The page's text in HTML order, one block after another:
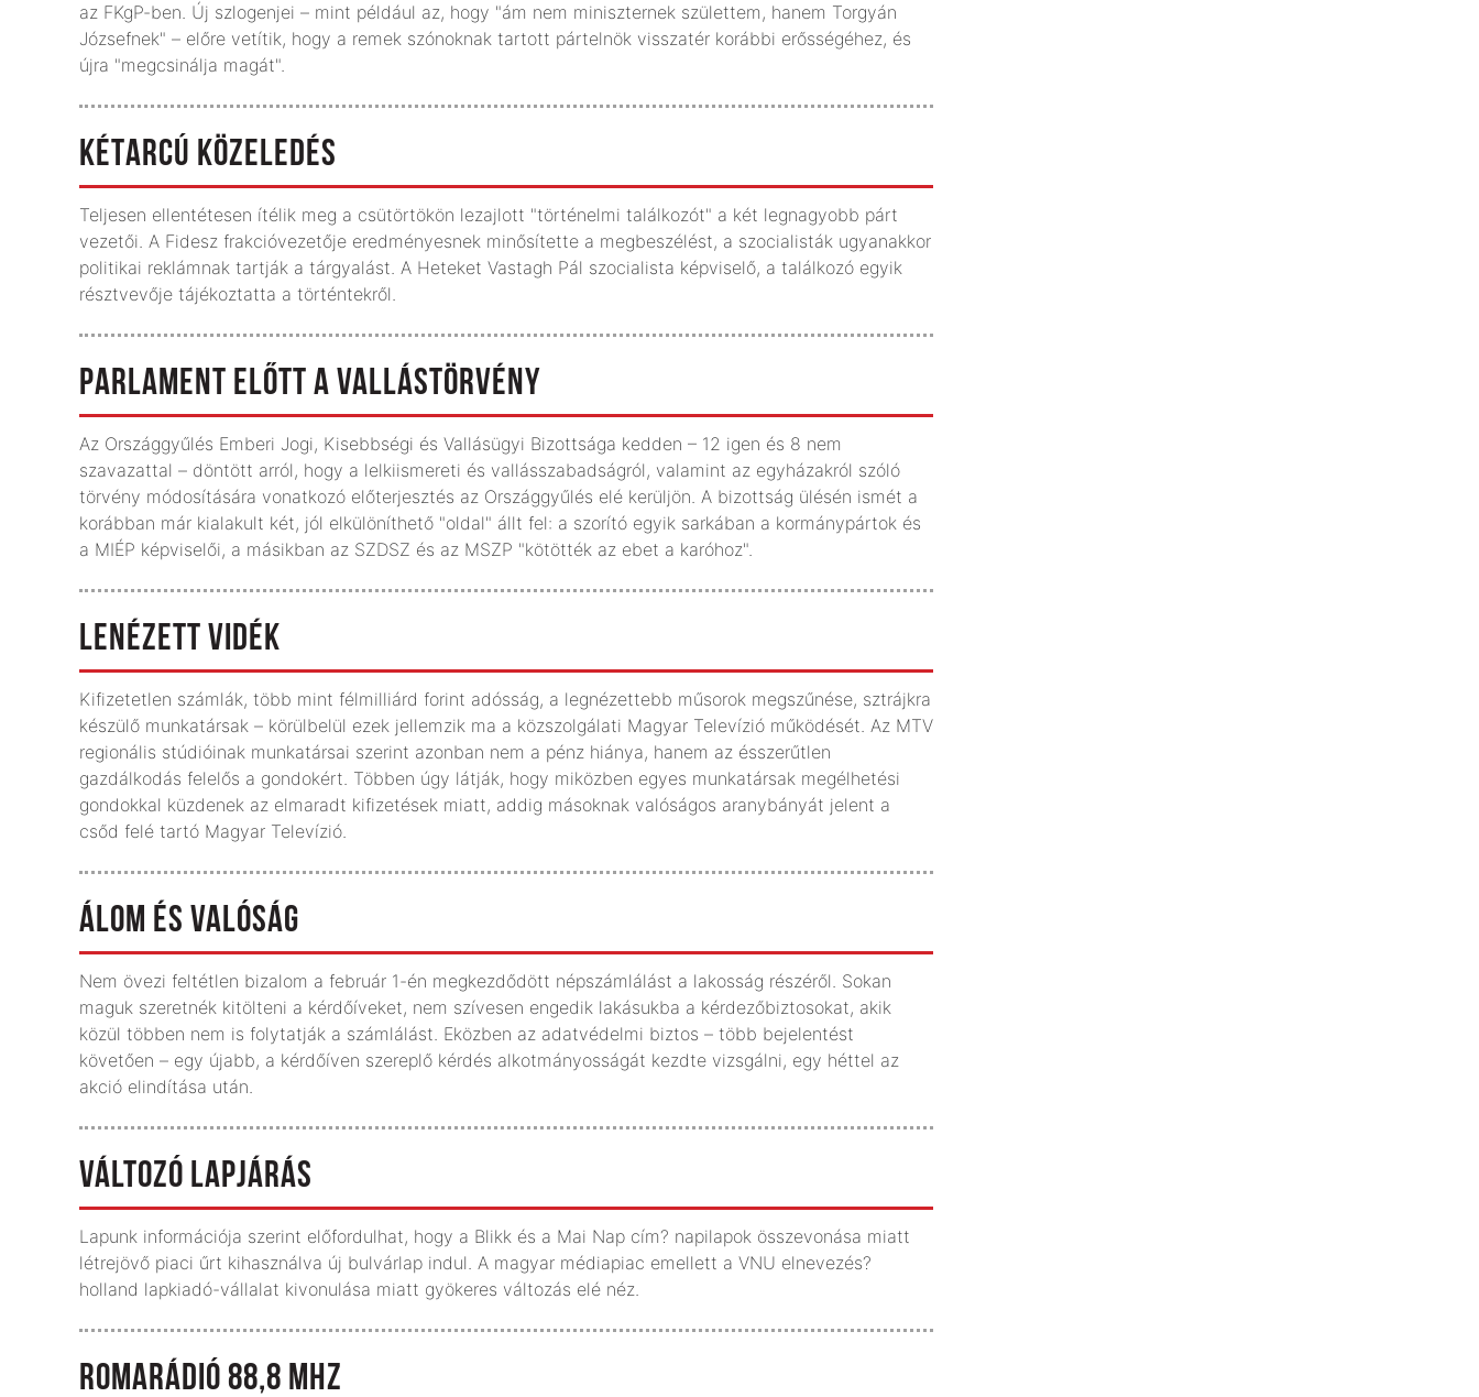
az FKgP-ben. Új szlogenjei – mint például az, hogy "ám nem miniszternek születtem, hanem Torgyán
Józsefnek" – előre vetítik, hogy a remek szónoknak tartott pártelnök visszatér korábbi erősségéhez, és
újra "megcsinálja magát".
KÉTARCÚ KÖZELEDÉS
Teljesen ellentétesen ítélik meg a csütörtökön lezajlott "történelmi találkozót" a két legnagyobb párt
vezetői. A Fidesz frakcióvezetője eredményesnek minősítette a megbeszélést, a szocialisták ugyanakkor
politikai reklámnak tartják a tárgyalást. A Heteket Vastagh Pál szocialista képviselő, a találkozó egyik
résztvevője tájékoztatta a történtekről.
PARLAMENT ELŐTT A VALLÁSTÖRVÉNY
Az Országgyűlés Emberi Jogi, Kisebbségi és Vallásügyi Bizottsága kedden – 12 igen és 8 nem
szavazattal – döntött arról, hogy a lelkiismereti és vallásszabadságról, valamint az egyházakról szóló
törvény módosítására vonatkozó előterjesztés az Országgyűlés elé kerüljön. A bizottság ülésén ismét a
korábban már kialakult két, jól elkülöníthető "oldal" állt fel: a szorító egyik sarkában a kormánypártok és
a MIÉP képviselői, a másikban az SZDSZ és az MSZP "kötötték az ebet a karóhoz".
LENÉZETT VIDÉK
Kifizetetlen számlák, több mint félmilliárd forint adósság, a legnézettebb műsorok megszűnése, sztrájkra
készülő munkatársak – körülbelül ezek jellemzik ma a közszolgálati Magyar Televízió működését. Az MTV
regionális stúdióinak munkatársai szerint azonban nem a pénz hiánya, hanem az ésszerűtlen
gazdálkodás felelős a gondokért. Többen úgy látják, hogy miközben egyes munkatársak megélhetési
gondokkal küzdenek az elmaradt kifizetések miatt, addig másoknak valóságos aranybányát jelent a
csőd felé tartó Magyar Televízió.
ÁLOM ÉS VALÓSÁG
Nem övezi feltétlen bizalom a február 1-én megkezdődött népszámlálást a lakosság részéről. Sokan
maguk szeretnék kitölteni a kérdőíveket, nem szívesen engedik lakásukba a kérdezőbiztosokat, akik
közül többen nem is folytatják a számlálást. Eközben az adatvédelmi biztos – több bejelentést
követően – egy újabb, a kérdőíven szereplő kérdés alkotmányosságát kezdte vizsgálni, egy héttel az
akció elindítása után.
VÁLTOZÓ LAPJÁRÁS
Lapunk információja szerint előfordulhat, hogy a Blikk és a Mai Nap cím? napilapok összevonása miatt
létrejövő piaci űrt kihasználva új bulvárlap indul. A magyar médiapiac emellett a VNU elnevezés?
holland lapkiadó-vállalat kivonulása miatt gyökeres változás elé néz.
ROMARÁDIÓ 88,8 MHZ